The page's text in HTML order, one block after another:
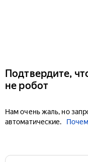
Подтвердите,
не робот
Нам очень жаль, но
автоматические.